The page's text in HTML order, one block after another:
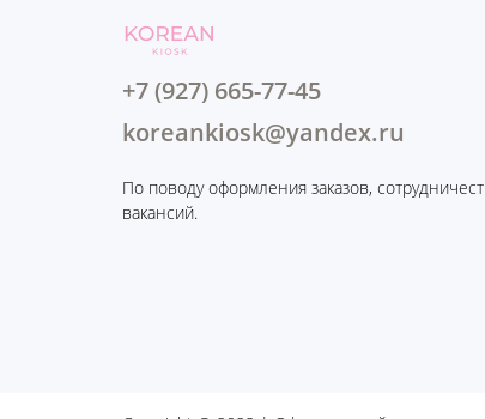
+7 (927) 665-77-45
koreankiosk@yandex.ru
По поводу оформления заказов,
вакансий.